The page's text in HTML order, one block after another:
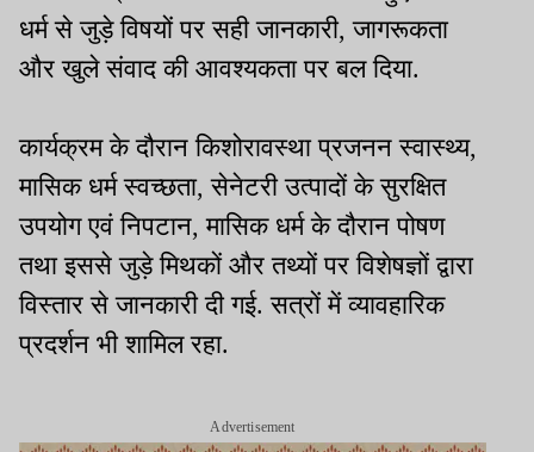
धर्म से जुड़े विषयों पर सही जानकारी, जागरूकता
और खुले संवाद की आवश्यकता पर बल दिया.
कार्यक्रम के दौरान किशोरावस्था प्रजनन स्वास्थ्य,
मासिक धर्म स्वच्छता, सेनेटरी उत्पादों के सुरक्षित
उपयोग एवं निपटान, मासिक धर्म के दौरान पोषण
तथा इससे जुड़े मिथकों और तथ्यों पर विशेषज्ञों द्वारा
विस्तार से जानकारी दी गई. सत्रों में व्यावहारिक
प्रदर्शन भी शामिल रहा.
Advertisement